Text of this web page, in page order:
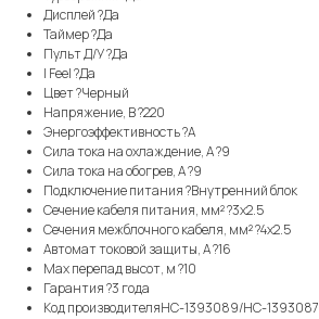
Дисплей ?Да
Таймер ?Да
Пульт Д/У ?Да
I Feel ?Да
Цвет ?Черный
Напряжение, В ?220
Энергоэффективность ?A
Сила тока на охлаждение, А ?9
Сила тока на обогрев, А ?9
Подключение питания ?Внутренний блок
Сечение кабеля питания, мм² ?3x2.5
Сечения межблочного кабеля, мм² ?4x2.5
Автомат токовой защиты, А ?16
Max перепад высот, м ?10
Гарантия ?3 года
Код производителяНС-1393089/НС-1393087